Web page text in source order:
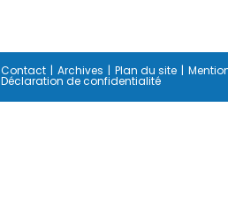
Contact Archives Plan du site
Déclaration de confidentialité